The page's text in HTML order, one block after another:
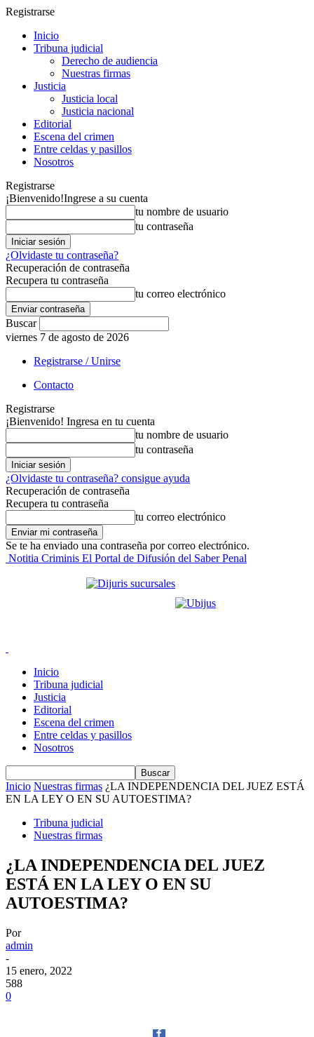
Registrarse
Inicio
Tribuna judicial
Derecho de audiencia
Nuestras firmas
Justicia
Justicia local
Justicia nacional
Editorial
Escena del crimen
Entre celdas y pasillos
Nosotros
Registrarse
¡Bienvenido!Ingrese a su cuenta
tu nombre de usuario
tu contraseña
¿Olvidaste tu contraseña?
Recuperación de contraseña
Recupera tu contraseña
tu correo electrónico
Buscar
viernes 7 de agosto de 2026
Registrarse / Unirse
Contacto
Registrarse
¡Bienvenido! Ingresa en tu cuenta
tu nombre de usuario
tu contraseña
¿Olvidaste tu contraseña? consigue ayuda
Recuperación de contraseña
Recupera tu contraseña
tu correo electrónico
Se te ha enviado una contraseña por correo electrónico.
Notitia Criminis El Portal de Difusión del Saber Penal
Inicio
Tribuna judicial
Justicia
Editorial
Escena del crimen
Entre celdas y pasillos
Nosotros
Inicio Nuestras firmas ¿LA INDEPENDENCIA DEL JUEZ ESTÁ
EN LA LEY O EN SU AUTOESTIMA?
Tribuna judicial
Nuestras firmas
¿LA INDEPENDENCIA DEL JUEZ
ESTÁ EN LA LEY O EN SU
AUTOESTIMA?
Por
admin
-
15 enero, 2022
588
0